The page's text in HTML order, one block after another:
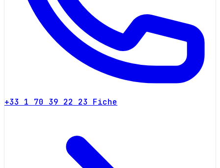
+33 1 70 39 22 23 Fiche